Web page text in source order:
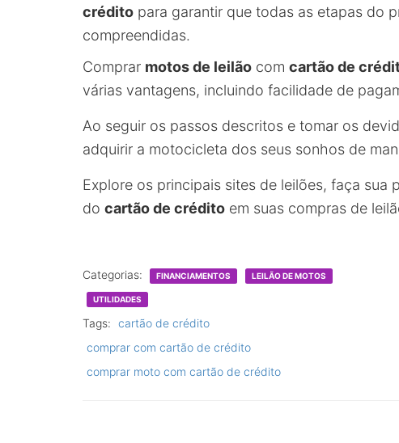
crédito para garantir que todas as etapas do
compreendidas.
Comprar motos de leilão com cartão de
várias vantagens, incluindo facilidade de
Ao seguir os passos descritos e tomar os
adquirir a motocicleta dos seus sonhos de
Explore os principais sites de leilões, faça
do cartão de crédito em suas compras de
Categorias: FINANCIAMENTOS LEILÃO DE MOTOS
UTILIDADES
Tags: cartão de crédito
comprar com cartão de crédito
comprar moto com cartão de crédito